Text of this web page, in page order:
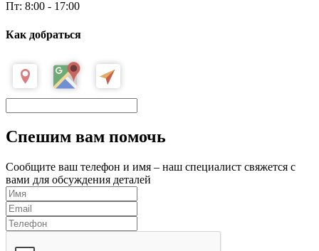
Пт: 8:00 - 17:00
Как добраться
Спешим вам помочь
Сообщите ваш телефон и имя – наш специалист свяжется с
вами для обсуждения деталей